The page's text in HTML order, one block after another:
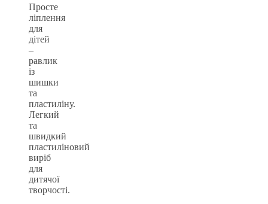
Просте
ліплення
для
дітей
–
равлик
із
шишки
та
пластиліну.
Легкий
та
швидкий
пластиліновий
виріб
для
дитячої
творчості.